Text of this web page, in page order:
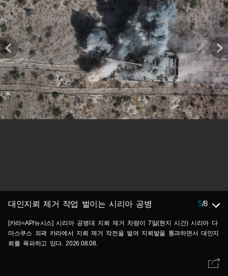
대인지뢰 제거 작업 벌이는 시리아 공병 5/8
[카라=AP/뉴시스] 시리아 공병대 지뢰 제거 차량이 7일(현지 시간) 시리아 다
마스쿠스 외곽 카라에서 지뢰 제거 작전을 벌여 지뢰밭을 통과하면서 대인지
뢰를 폭파하고 있다. 2026.08.08.